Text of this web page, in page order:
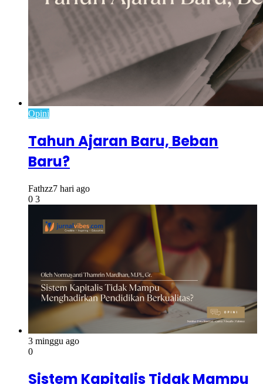
Opini
Tahun Ajaran Baru, Beban
Baru?
Fathzz7 hari ago
0 3
3 minggu ago
0
Sistem Kapitalis Tidak Mampu